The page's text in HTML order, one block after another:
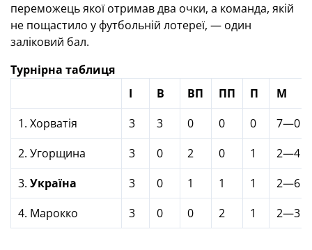
переможець якої отримав два очки, а команда, якій
не пощастило у футбольній лотереї, — один
заліковий бал.
Турнірна таблиця
І
В ВП ПП П
М
1. Хорватія
3 3 0 0 0
7—0
2. Угорщина
3 0 2 0 1
2—4
3. Україна 3 0 1 1 1
2—6
4. Марокко
3 0 0 2 1 2—3